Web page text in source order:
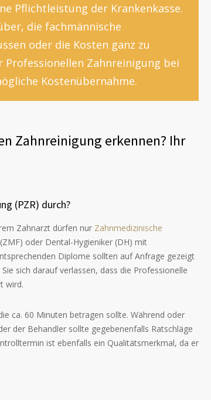
Pflichtleistung der Krankenkasse.
die fachmännische
oder die Kosten ganz zu
Zahnreinigung bei
Kostenübernahme.
Zahnreinigung erkennen? Ihr
(PZR) durch?
Zahnarzt dürfen nur Zahnmedizinische
oder Dental-Hygieniker (DH) mit
Diplome sollten auf Anfrage gezeigt
sich darauf verlassen, dass die Professionelle
wird.
ca. 60 Minuten betragen sollte. Während oder
der Behandler sollte gegebenenfalls Ratschläge
ist ebenfalls ein Qualitätsmerkmal, da er